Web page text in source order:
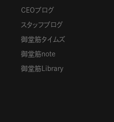
CEOブログ
スタッフブログ
御堂筋タイムズ
御堂筋note
御堂筋Library